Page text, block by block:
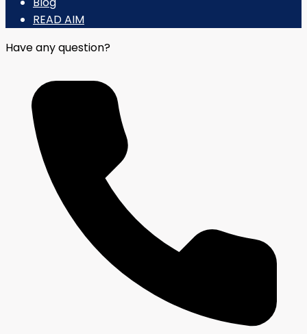
READ AIM
Have any question?